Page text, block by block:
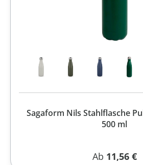
Sagaform Nils Stahlflasche
500 ml
Regulärer
Ab 11,56 €